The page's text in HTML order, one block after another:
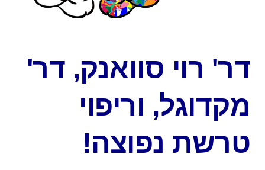
דר' רוי סוואנק, דר'
מקדוגל, וריפוי
טרשת נפוצה!